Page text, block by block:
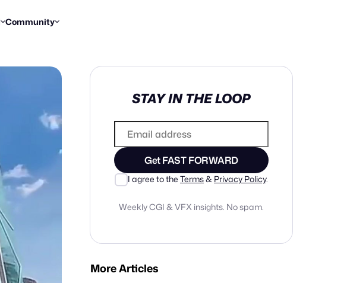
directly
talent
briefs & roles to pitch
Awards
& win recognition
down how you made a reel
Community
Enter a brief, win cash prizes
FOOH Awards
Daily FOOH & CGI inspiration
STAY IN THE LOOP
Get FAST FORWARD
I agree to the Terms& Privacy Policy.
Weekly CGI & VFX insights. No spam.
More Articles